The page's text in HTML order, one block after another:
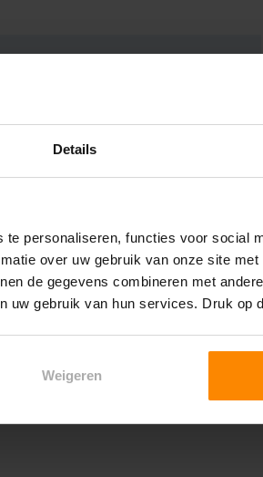
Details
personaliseren, functies voor social
over uw gebruik van onze site
de gegevens combineren met
uw gebruik van hun services. Druk op
Weigeren